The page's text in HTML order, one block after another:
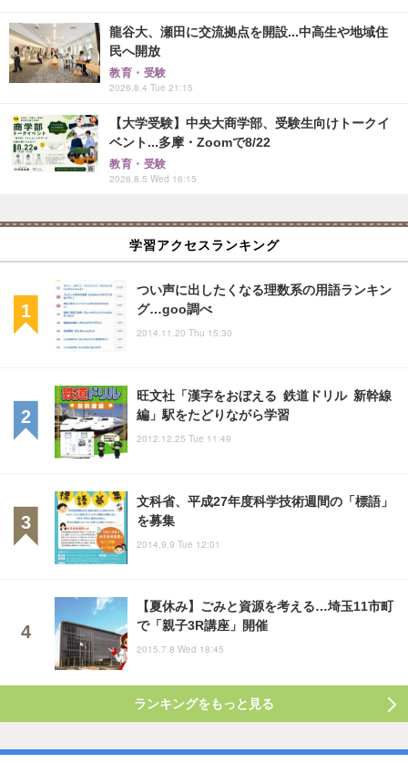
龍谷大、瀬田に交流拠点を開設...中高生や地域住
民へ開放
教育・受験
2026.8.4 Tue 21:15
【大学受験】中央大商学部、受験生向けトークイ
ベント...多摩・Zoomで8/22
教育・受験
2026.8.5 Wed 16:15
学習アクセスランキング
つい声に出したくなる理数系の用語ランキン
グ…goo調べ
2014.11.20 Thu 15:30
旺文社「漢字をおぼえる 鉄道ドリル 新幹線
編」駅をたどりながら学習
2012.12.25 Tue 11:49
文科省、平成27年度科学技術週間の「標語」
を募集
2014.9.9 Tue 12:01
【夏休み】ごみと資源を考える…埼玉11市町
で「親子3R講座」開催
2015.7.8 Wed 18:45
ランキングをもっと見る